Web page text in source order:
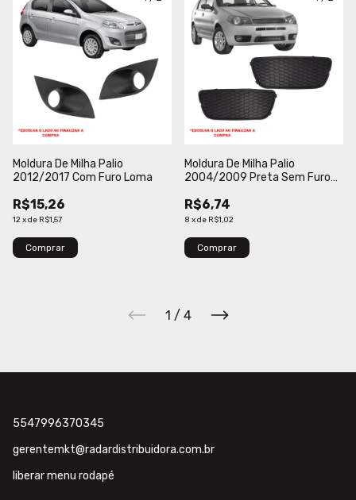
Moldura De Milha Palio
2012/2017 Com Furo Loma
R$15,26
12xde R$1,57
Comprar
Moldura De Milha Palio
2004/2009 Preta Sem Furo
R$6,74
8 xde R$1,02
Comprar
1 / 4
5547996370345
gerentemkt@radardistribuidora.com.br
liberar menu rodapé